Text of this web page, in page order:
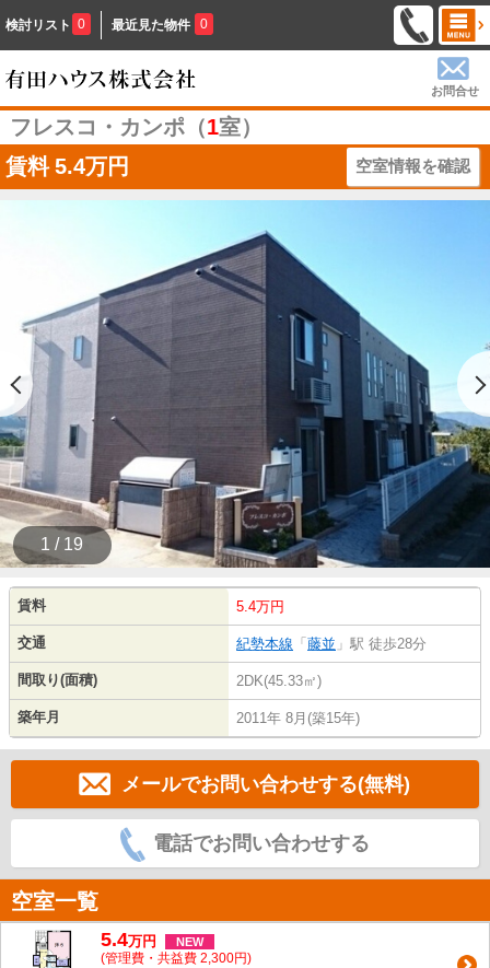
検討リスト 0 最近見た物件 0
お問合せ
フレスコ・カンポ（1室）
賃料 5.4万円 空室情報を確認
1 / 19
賃料 5.4万円
交通 紀勢本線 「 藤並 」駅 徒歩28分
間取り(面積) 2DK(45.33㎡)
築年月 2011年 8月(築15年)
メールでお問い合わせする(無料)
電話でお問い合わせする
空室一覧
5.4万円 NEW
(管理費・共益費 2,300円)